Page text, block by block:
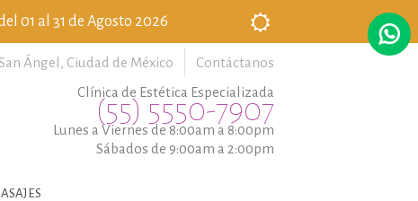
01 al 31 de Agosto 2026
Contáctanos
Ángel, Ciudad de México
Clínica de Estética Especializada
(55) 5550-7907
Lunes a Viernes de 8:00am a 8:00pm
Sábados de 9:00am a 2:00pm